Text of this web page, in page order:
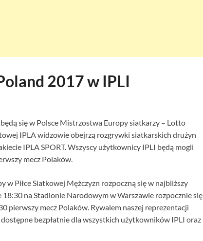
2017 w IPLI
się w Polsce Mistrzostwa Europy siatkarzy – Lotto
IPLA widzowie obejrzą rozgrywki siatkarskich drużyn
IPLA SPORT. Wszyscy użytkownicy IPLI będą mogli
mecz Polaków.
w Piłce Siatkowej Mężczyzn rozpoczną się w najbliższy
18:30 na Stadionie Narodowym w Warszawie rozpocznie się
pierwszy mecz Polaków. Rywalem naszej reprezentacji
bezpłatnie dla wszystkich użytkowników IPLI oraz